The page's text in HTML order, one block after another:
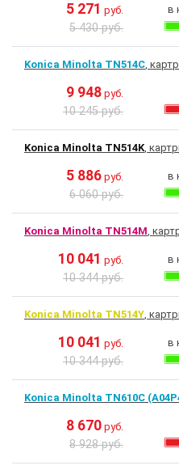
5 271 руб.
5 430 руб.
в
Konica Minolta TN514C,
9 948 руб.
10 245 руб.
Konica Minolta TN514K,
5 886 руб.
6 060 руб.
в
Konica Minolta TN514M,
10 041 руб.
10 344 руб.
в
Konica Minolta TN514Y,
10 041 руб.
10 344 руб.
в
Konica Minolta TN610C
8 670 руб.
8 928 руб.